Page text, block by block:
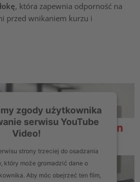
, która zapewnia odporność na
przed wnikaniem kurzu i
zgody użytkownika
serwisu YouTube
Video!
strony trzeciej do osadzania
który może gromadzić dane o
Aby móc obejrzeć ten film,